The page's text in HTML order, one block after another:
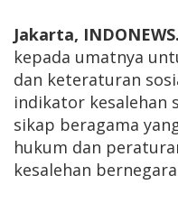
Jakarta,
kepada umatnya
dan keteraturan
indikator kesalehan
sikap beragama
hukum dan
kesalehan